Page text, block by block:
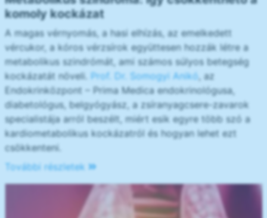
komoly kockázat
A magas vérnyomás, a hasi elhízás, az emelkedett
vércukor, a kóros vérzsírok együttesen hozzák létre a
metabolikus szindrómát, ami számos súlyos betegség
kockázatát növeli. Prof. Dr. Somogyi Anikó , az
Endokrinközpont – Prima Medica endokrinológusa,
diabetológus, belgyógyász, a zsíranyagcsere-zavarok
specialistája arról beszélt, miért esik egyre több szó a
kardiometabolikus kockázatról és hogyan lehet ezt
csökkenteni.
További részletek